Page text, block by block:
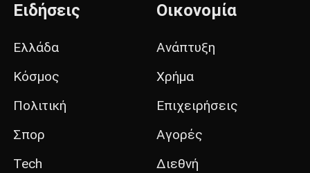
Ειδήσεις
Ελλάδα
Κόσμος
Πολιτική
Σπορ
Tech
Οικονομία
Ανάπτυξη
Χρήμα
Επιχειρήσεις
Αγορές
Διεθνή